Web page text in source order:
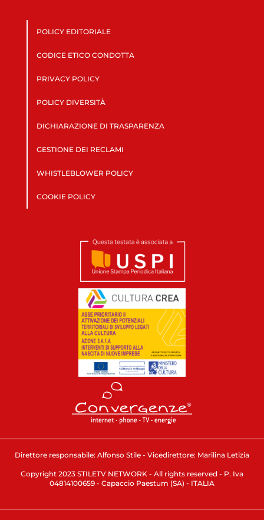
POLICY EDITORIALE
CODICE ETICO CONDOTTA
PRIVACY POLICY
POLICY DIVERSITÀ
DICHIARAZIONE DI TRASPARENZA
GESTIONE DEI RECLAMI
WHISTLEBLOWER POLICY
COOKIE POLICY
Direttore responsabile: Alfonso Stile - Vicedirettore: Marilina Letizia
Copyright 2023 STILETV NETWORK - All rights reserved - P. Iva
04814100659 - Capaccio Paestum (SA) - ITALIA